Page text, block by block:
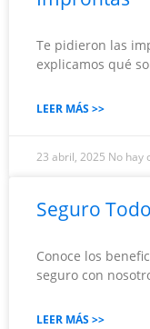
Te pidieron las
explicamos qué
LEER MÁS >>
23 abril, 2025 No hay
Seguro
Conoce los
seguro con
LEER MÁS >>